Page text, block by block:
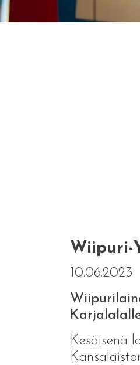
Wiipuri-
10.06.2023
Kesäisenä